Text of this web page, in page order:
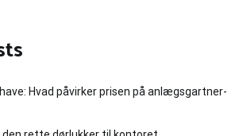
Hvad påvirker prisen på anlægsgartner-